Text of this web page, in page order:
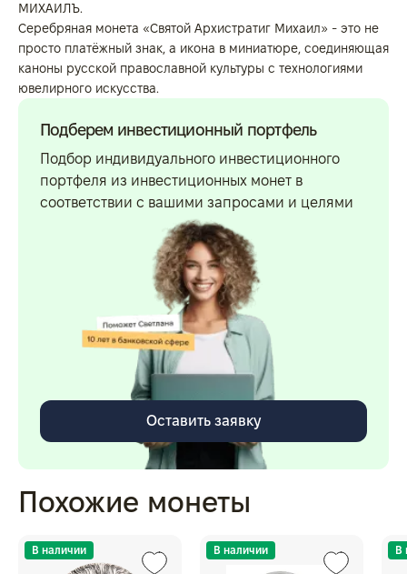
МИХАИЛЪ.
Серебряная монета «Святой Архистратиг Михаил» - это не
просто платёжный знак, а икона в миниатюре, соединяющая
каноны русской православной культуры с технологиями
ювелирного искусства.
Подберем инвестиционный портфель
Подбор индивидуального инвестиционного
портфеля из инвестиционных монет в
соответствии с вашими запросами и целями
Оставить заявку
Похожие монеты
В наличии В наличии В